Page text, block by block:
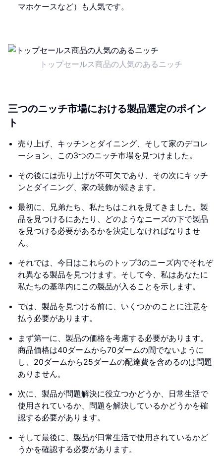
マホケースなど）も人気です。
トップセールス商品の人気のあるニッチ
三つのニッチ市場における製品選定のポイン
ト
売り上げ、キッチンとダイニング、そして家のデコレ
ーション、この3つのニッチ市場を見つけました。
その後には売り上げが不可欠であり、その次にキッチ
ンとダイニング、家の装飾が続きます。
最初に、兄弟たち、私たちはこれを見てきました。製
品を見つけるにあたり、どのようなニーズの下で製品
を見つける必要があるかを決定しなければなりませ
ん。
それでは、今日はこれらのトップ3のニーズ内でそれぞ
れ異なる製品を見つけます。そして今、私はあなたに
私たちの基準内にこの製品が入ることを示します。
では、製品を見つける前に、いくつかのことに注意を
払う必要があります。
まず第一に、製品の価格を考慮する必要があります。
商品価格は40ダームから70ダームの間でないように
し、20ダームから25ダームの配達費を含めるのは問題
ありません。
次に、製品が問題解決に役立つかどうか、日常生活で
使用されているか、問題を解決しているかどうかを確
認する必要があります。
そして最後に、製品が日常生活で使用されているかど
うかを確認する必要があります。